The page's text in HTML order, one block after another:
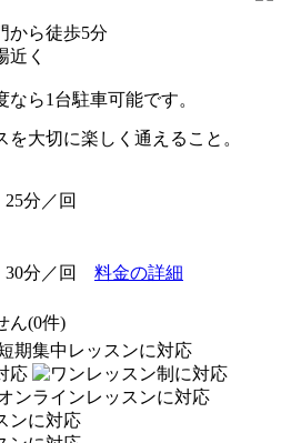
から徒歩5分
近く
ら1台駐車可能です。
大切に楽しく通えること。
25分／回
30分／回 料金の詳細
ん(0件)